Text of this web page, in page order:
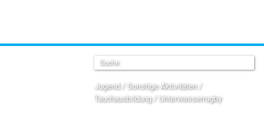
Jugend
Sonstige Aktivitäten
Tauchausbildung
Unterwasserrugby